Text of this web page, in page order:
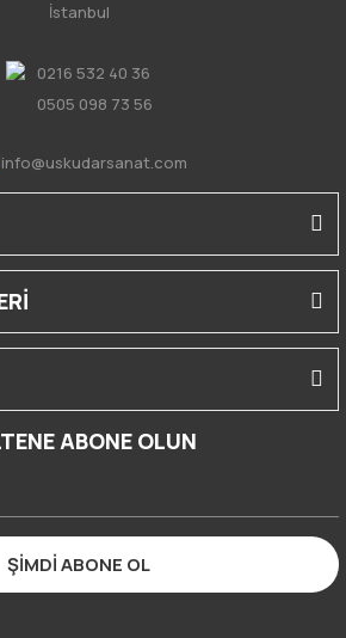
İstanbul
0216 532 40 36
0505 098 73 56
info@uskudarsanat.com
ABONE OLUN
ŞİMDİ ABONE OL